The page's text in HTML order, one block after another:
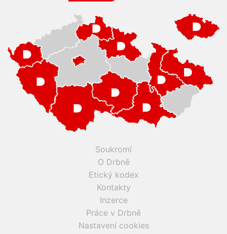
Soukromí
O Drbně
Etický kodex
Kontakty
Inzerce
Práce v Drbně
Nastavení cookies